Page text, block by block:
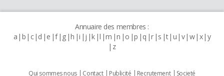
Annuaire des membres :
a b c d e f g h i j k l m n o p q r s t u v w x y
z
Qui sommes nous Contact Publicité Recrutement Societé